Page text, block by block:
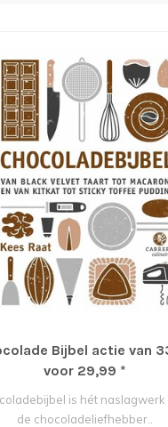
Bijbel actie van
voor 29,99 *
is hét naslagwerk
de chocoladeliefhebber..